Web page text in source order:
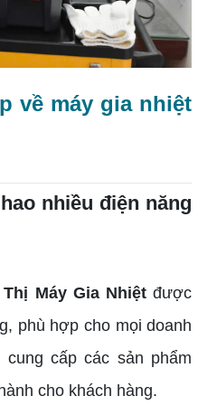
về máy gia nhiệt
nhiều điện năng
Máy Gia Nhiệt được
phù hợp cho mọi doanh
cấp các sản phẩm
cho khách hàng.